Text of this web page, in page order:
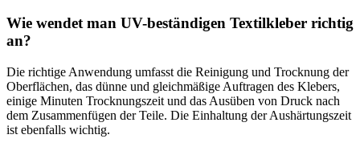
Wie wendet man UV-beständigen Textilkleber richtig
an?
Die richtige Anwendung umfasst die Reinigung und Trocknung der
Oberflächen, das dünne und gleichmäßige Auftragen des Klebers,
einige Minuten Trocknungszeit und das Ausüben von Druck nach
dem Zusammenfügen der Teile. Die Einhaltung der Aushärtungszeit
ist ebenfalls wichtig.